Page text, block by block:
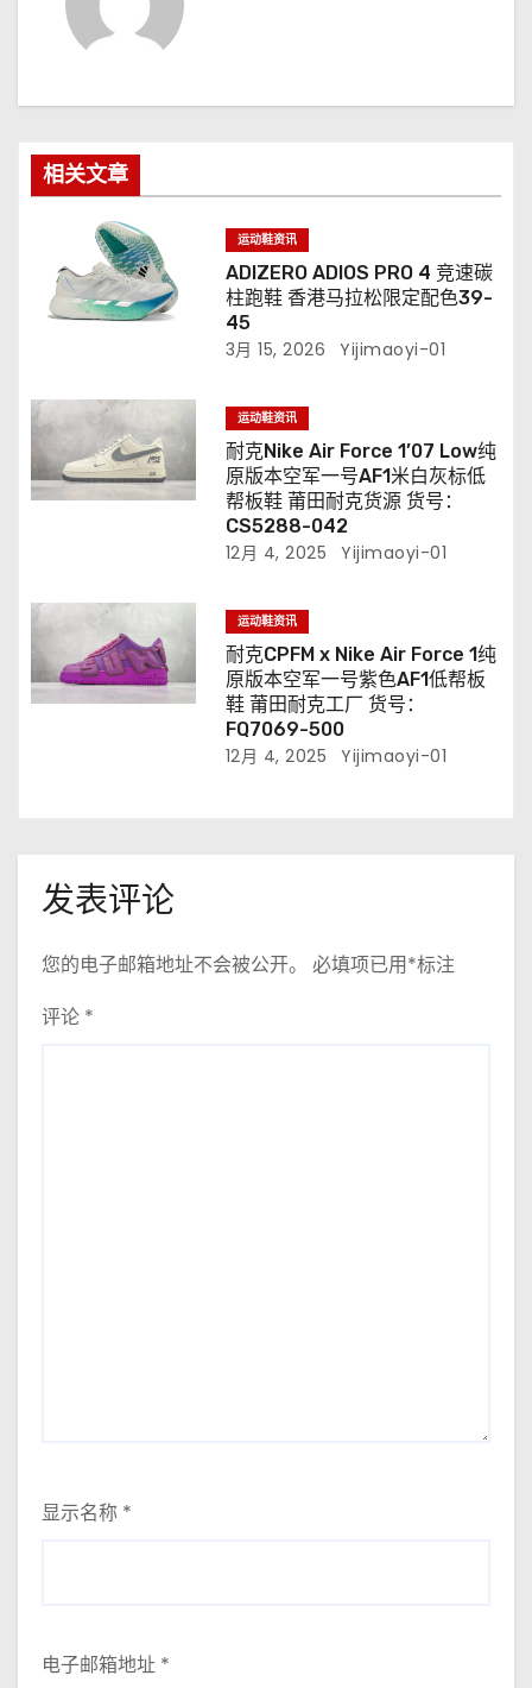
相关文章
运动鞋资讯
ADIZERO ADIOS PRO 4 竞速碳
柱跑鞋 香港马拉松限定配色39-
45
3月 15, 2026 Yijimaoyi-01
运动鞋资讯
耐克Nike Air Force 1’07 Low纯
原版本空军一号AF1米白灰标低
帮板鞋 莆田耐克货源 货号：
CS5288-042
12月 4, 2025 Yijimaoyi-01
运动鞋资讯
耐克CPFM x Nike Air Force 1纯
原版本空军一号紫色AF1低帮板
鞋 莆田耐克工厂 货号：
FQ7069-500
12月 4, 2025 Yijimaoyi-01
发表评论
您的电子邮箱地址不会被公开。 必填项已用*标注
评论 *
显示名称 *
电子邮箱地址 *